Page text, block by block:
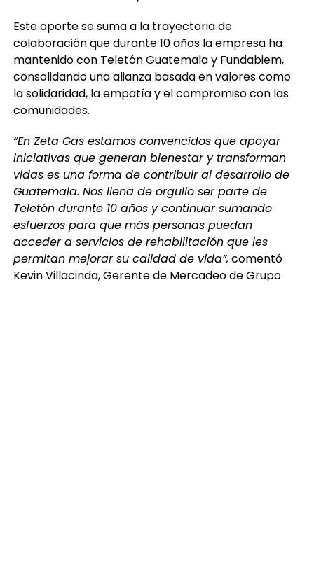
Este aporte se suma a la trayectoria de
colaboración que durante 10 años la empresa ha
mantenido con Teletón Guatemala y Fundabiem,
consolidando una alianza basada en valores como
la solidaridad, la empatía y el compromiso con las
comunidades.
“En Zeta Gas estamos convencidos que apoyar
iniciativas que generan bienestar y transforman
vidas es una forma de contribuir al desarrollo de
Guatemala. Nos llena de orgullo ser parte de
Teletón durante 10 años y continuar sumando
esfuerzos para que más personas puedan
acceder a servicios de rehabilitación que les
permitan mejorar su calidad de vida”, comentó
Kevin Villacinda, Gerente de Mercadeo de Grupo